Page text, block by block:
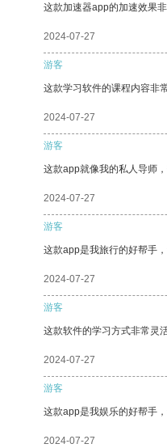
这款加速器app的加速效果
2024-07-27
游客
这款学习软件的课程内容非
2024-07-27
游客
这款app就像我的私人导师
2024-07-27
游客
这款app是我旅行的好帮手
2024-07-27
游客
这款软件的学习方式非常灵
2024-07-27
游客
这款app是我娱乐的好帮手
2024-07-27